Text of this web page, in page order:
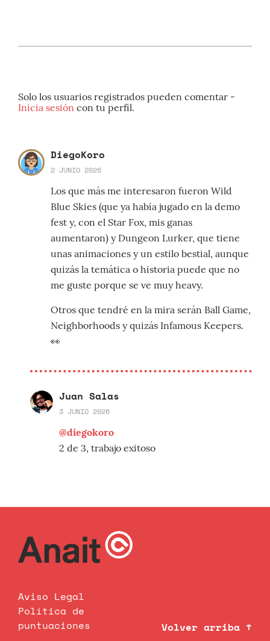
Solo los usuarios registrados pueden comentar -
Inicia sesión con tu perfil.
DiegoKoro
2 JUNIO 2026
Los que más me interesaron fueron Wild
Blue Skies (que ya había jugado en la demo
fest y, con el Star Fox, mis ganas
aumentaron) y Dungeon Lurker, que tiene
unas animaciones y un estilo bestial, aunque
quizás la temática o historia puede que no
me guste porque se ve muy heavy.
Otros que tendré en la mira serán Ball Game,
Neighborhoods y quizás Infamous Keepers.
👀
Juan Salas
3 JUNIO 2026
@diegokoro
2 de 3, trabajo exitoso
Aviso Legal
Política de
puntuaciones
Volver arriba ↑